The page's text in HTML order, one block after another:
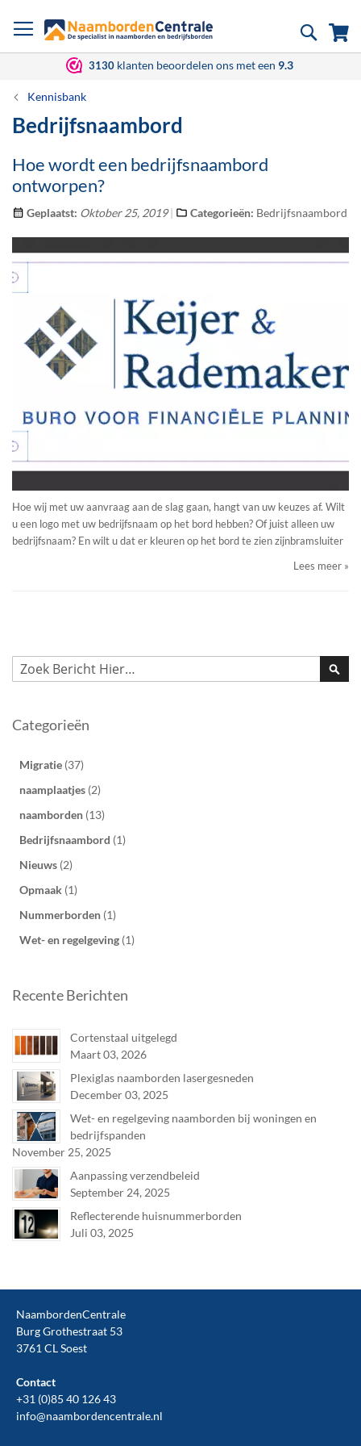
naar
Zoek
3130 klanten beoordelen ons met een 9.3
Kennisbank
Bedrijfsnaambord
Hoe wordt een bedrijfsnaambord
ontworpen?
Geplaatst: Oktober 25, 2019 Categorieën: Bedrijfsnaambord
Hoe wij met uw aanvraag aan de slag gaan, hangt van uw keuzes af. Wilt
u een logo met uw bedrijfsnaam op het bord hebben? Of juist alleen uw
bedrijfsnaam? En wilt u dat er kleuren op het bord te zien zijnbramsluiter
Lees meer »
Zoek
Categorieën
Migratie (37)
naamplaatjes (2)
naamborden (13)
Bedrijfsnaambord (1)
Nieuws (2)
Opmaak (1)
Nummerborden (1)
Wet- en regelgeving (1)
Recente Berichten
Cortenstaal uitgelegd
Maart 03, 2026
Plexiglas naamborden lasergesneden
December 03, 2025
Wet- en regelgeving naamborden bij woningen en
bedrijfspanden
November 25, 2025
Aanpassing verzendbeleid
September 24, 2025
Reflecterende huisnummerborden
Juli 03, 2025
NaambordenCentrale
Burg Grothestraat 53
3761 CL Soest
Contact
+31 (0)85 40 126 43
info@naambordencentrale.nl